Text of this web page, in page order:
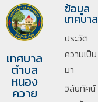
เทศบาล
ตำบล
หนอง
ควาย
ข้อมูล
เทศบาล
ประวัติ
ความเป็น
มา
วิสัยทัศน์